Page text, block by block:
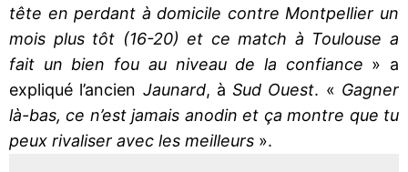
tête en perdant à domicile contre Montpellier un
mois plus tôt (16-20) et ce match à Toulouse a
fait un bien fou au niveau de la confiance » a
expliqué l’ancien Jaunard, àSud Ouest. « Gagner
là-bas, ce n’est jamais anodin et ça montre que tu
peux rivaliser avec les meilleurs ».